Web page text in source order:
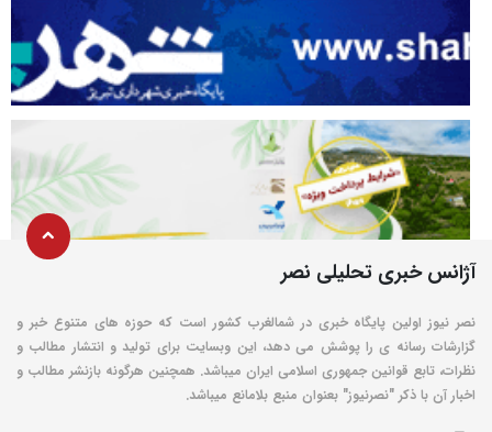
آژانس خبری تحلیلی نصر
نصر نیوز اولین پایگاه خبری در شمالغرب کشور است که حوزه های متنوع خبر و
گزارشات رسانه ی را پوشش می دهد، این وبسایت برای تولید و انتشار مطالب و
نظرات، تابع قوانین جمهوری اسلامی ایران میباشد. همچنین هرگونه بازنشر مطالب و
اخبار آن با ذکر "نصرنیوز" بعنوان منبع بلامانع میباشد.